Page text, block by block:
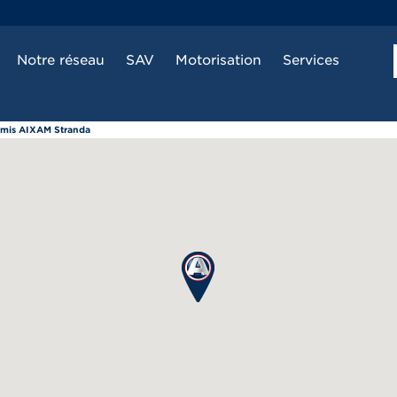
Notre réseau SAV Motorisation Services
AIXAM Stranda